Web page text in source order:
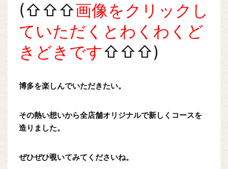
(⇧⇧⇧画像をクリックし
ていただくとわくわくど
きどきです⇧⇧⇧)
博多を楽しんでいただきたい。
その熱い想いから全店舗オリジナルで新しくコースを
造りました。
ぜひぜひ覗いてみてくださいね。